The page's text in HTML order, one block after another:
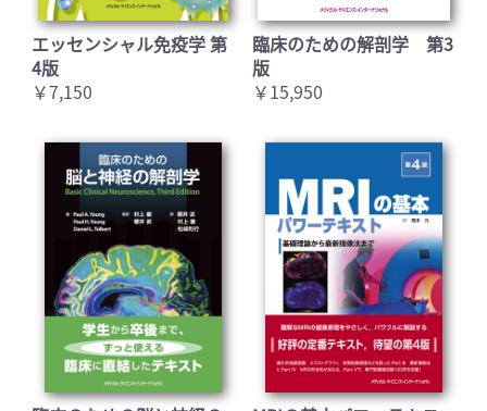
エッセンシャル免疫学 第
4版
￥7,150
臨床のための解剖学 第3
版
￥15,950